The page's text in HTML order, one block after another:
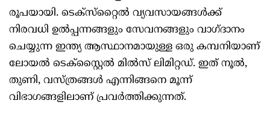
രൂപയായി. ടെക്‌സ്‌റ്റൈൽ വ്യവസായങ്ങൾക്ക്
നിരവധി ഉൽപ്പന്നങ്ങളും സേവനങ്ങളും വാഗ്ദാനം
ചെയ്യുന്ന ഇന്ത്യ ആസ്ഥാനമായുള്ള ഒരു കമ്പനിയാണ്
ലോയൽ ടെക്സ്റ്റൈൽ മിൽസ് ലിമിറ്റഡ്. ഇത് നൂൽ,
തുണി, വസ്ത്രങ്ങൾ എന്നിങ്ങനെ മൂന്ന്
വിഭാഗങ്ങളിലാണ് പ്രവർത്തിക്കുന്നത്.